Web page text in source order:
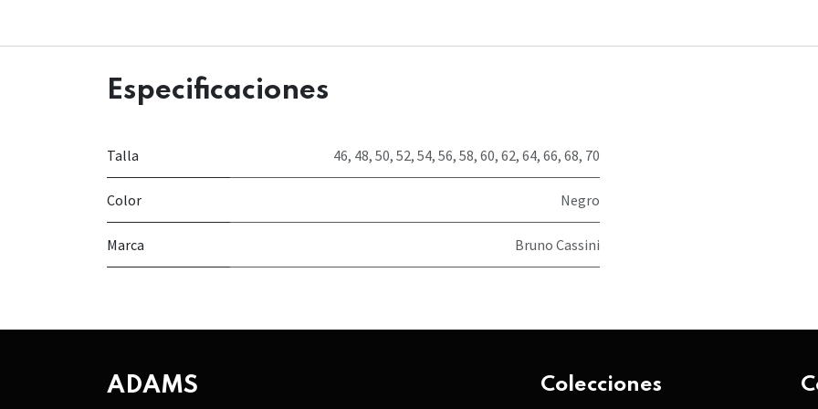
Especificaciones
Talla 46, 48, 50, 52, 54, 56, 58, 60, 62, 64, 66, 68, 70
Color Negro
Marca Bruno Cassini
ADAMS Colecciones